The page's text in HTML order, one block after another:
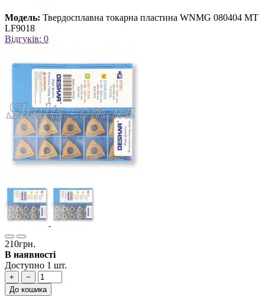
Модель: Твердосплавна токарна пластина WNMG 080404 MT
LF9018
Відгуків: 0
210грн.
В наявності
Доступно 1 шт.
+
−
До кошика